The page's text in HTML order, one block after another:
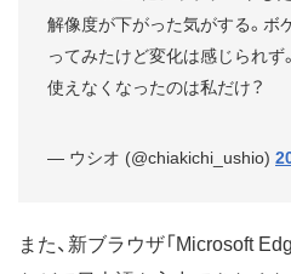
解像度が下がった気がする。ボ
ってみたけど変化は感じられ
使えなくなったのは私だけ？
— ウシオ (@chiakichi_ushio)
また、新ブラウザ「Microsoft